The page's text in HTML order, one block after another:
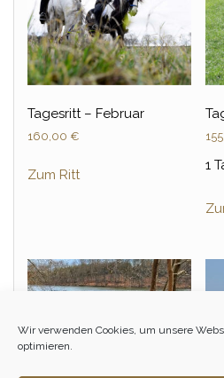
Wir verwenden Cookies, um unsere
optimieren.
Tagesritt – Februar
160,00 €
Zum Ritt
1